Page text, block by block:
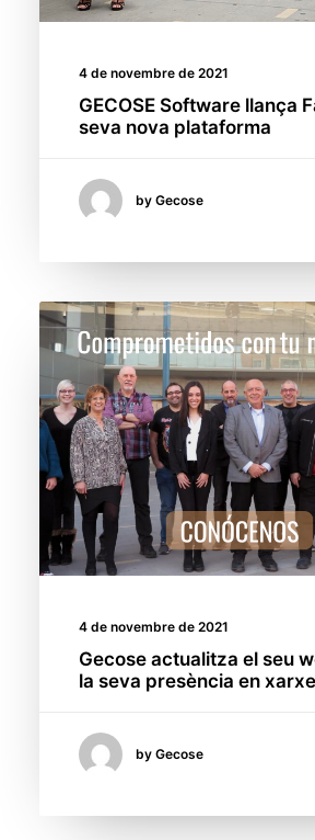
4 de novembre de 2021
GECOSE Software llança
seva nova plataforma
by Gecose
4 de novembre de 2021
Gecose actualitza el seu
la seva presència en
by Gecose